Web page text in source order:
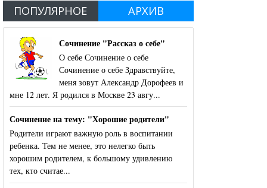
ПОПУЛЯРНОЕ АРХИВ
Сочинение "Рассказ о себе"
О себе Сочинение о себе
Сочинение о себе Здравствуйте,
меня зовут Александр Дорофеев и
мне 12 лет. Я родился в Москве 23 авгу...
Сочинение на тему: "Хорошие родители"
Родители играют важную роль в воспитании
ребенка. Тем не менее, это нелегко быть
хорошим родителем, к большому удивлению
тех, кто считае...